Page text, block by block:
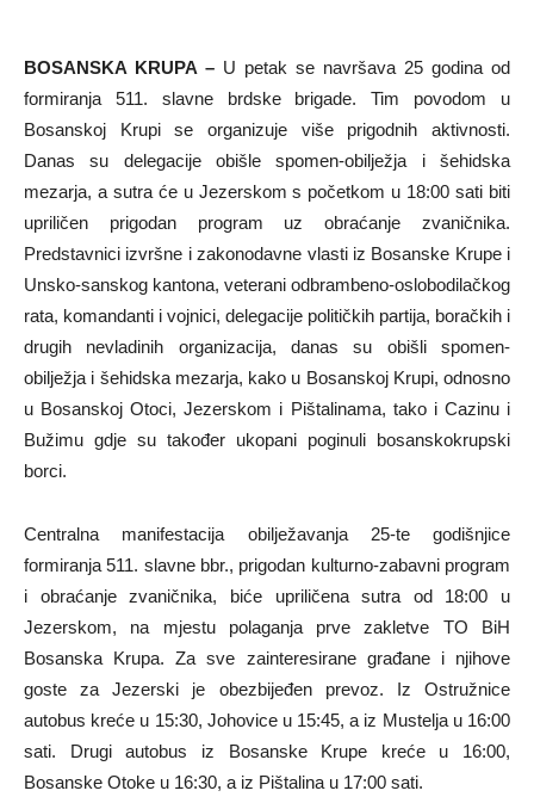
BOSANSKA KRUPA – U petak se navršava 25 godina od
formiranja 511. slavne brdske brigade. Tim povodom u
Bosanskoj Krupi se organizuje više prigodnih aktivnosti.
Danas su delegacije obišle spomen-obilježja i šehidska
mezarja, a sutra će u Jezerskom s početkom u 18:00 sati biti
upriličen prigodan program uz obraćanje zvaničnika.
Predstavnici izvršne i zakonodavne vlasti iz Bosanske Krupe i
Unsko-sanskog kantona, veterani odbrambeno-oslobodilačkog
rata, komandanti i vojnici, delegacije političkih partija, boračkih i
drugih nevladinih organizacija, danas su obišli spomen-
obilježja i šehidska mezarja, kako u Bosanskoj Krupi, odnosno
u Bosanskoj Otoci, Jezerskom i Pištalinama, tako i Cazinu i
Bužimu gdje su također ukopani poginuli bosanskokrupski
borci.
Centralna manifestacija obilježavanja 25-te godišnjice
formiranja 511. slavne bbr., prigodan kulturno-zabavni program
i obraćanje zvaničnika, biće upriličena sutra od 18:00 u
Jezerskom, na mjestu polaganja prve zakletve TO BiH
Bosanska Krupa. Za sve zainteresirane građane i njihove
goste za Jezerski je obezbijeđen prevoz. Iz Ostružnice
autobus kreće u 15:30, Johovice u 15:45, a iz Mustelja u 16:00
sati. Drugi autobus iz Bosanske Krupe kreće u 16:00,
Bosanske Otoke u 16:30, a iz Pištalina u 17:00 sati.